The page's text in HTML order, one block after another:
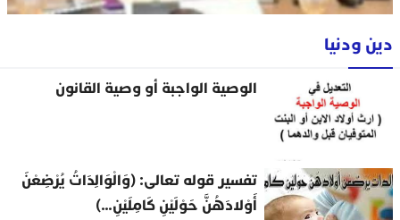
دين ودنيا
الوصية الواجبة أو وصية القانون
تفسير قوله تعالى: (وَالْوَالِدَاتُ يُرْضِعْنَ
أَوْلادَهُنَّ حَوْلَيْنِ كَامِلَيْنِ…)